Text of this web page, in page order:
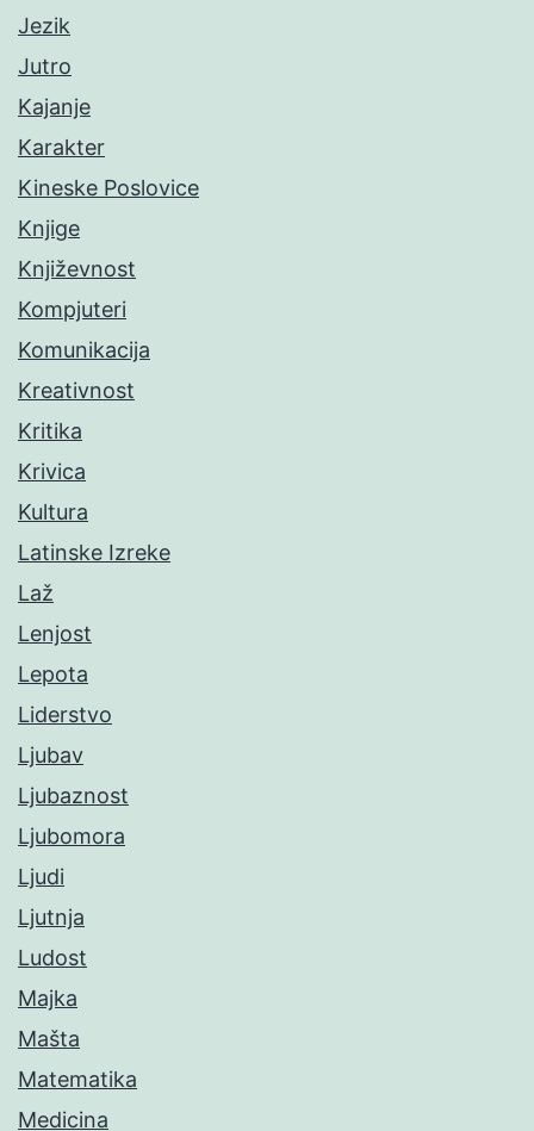
Jezik
Jutro
Kajanje
Karakter
Kineske Poslovice
Knjige
Književnost
Kompjuteri
Komunikacija
Kreativnost
Kritika
Krivica
Kultura
Latinske Izreke
Laž
Lenjost
Lepota
Liderstvo
Ljubav
Ljubaznost
Ljubomora
Ljudi
Ljutnja
Ludost
Majka
Mašta
Matematika
Medicina